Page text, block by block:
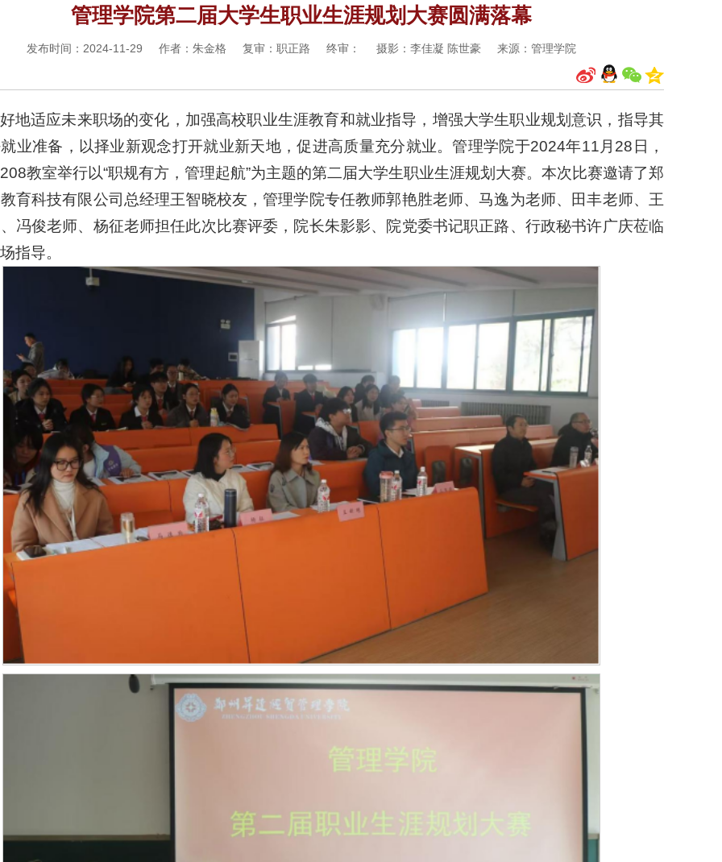
管理学院第二届大学生职业生涯规划大赛圆满落幕
发布时间：2024-11-29 作者：朱金格 复审：职正路 终审： 摄影：李佳凝 陈世豪 来源：管理学院
地适应未来职场的变化，加强高校职业生涯教育和就业指导，增强大学生职业规划意识，指导其
业准备，以择业新观念打开就业新天地，促进高质量充分就业。管理学院于2024年11月28日，
教室举行以“职规有方，管理起航”为主题的第二届大学生职业生涯规划大赛。本次比赛邀请了郑
育科技有限公司总经理王智晓校友，管理学院专任教师郭艳胜老师、马逸为老师、田丰老师、王
冯俊老师、杨征老师担任此次比赛评委，院长朱影影、院党委书记职正路、行政秘书许广庆莅临
指导。